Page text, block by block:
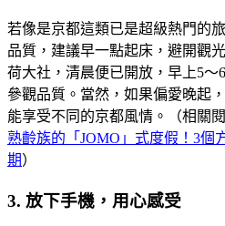
若像是京都這類已是超級熱門的
品質，建議早一點起床，避開觀
荷大社，清晨便已開放，早上5～
參觀品質。當然，如果偏愛晚起
能享受不同的京都風情。（相關閱
熟齡族的「JOMO」式度假！3個
期）
3. 放下手機，用心感受